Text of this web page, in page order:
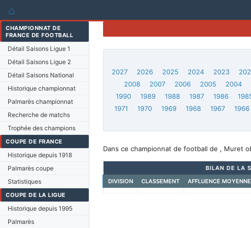
⌂
CHAMPIONNAT DE
FRANCE DE FOOTBALL
Détail Saisons Ligue 1
Détail Saisons Ligue 2
Détail Saisons National
Historique championnat
Palmarès championnat
Recherche de matchs
Trophée des champions
COUPE DE FRANCE
Historique depuis 1918
Palmarès coupe
Statistiques
COUPE DE LA LIGUE
Historique depuis 1995
Palmarès
2027
2026 2025 2024 2023
2008
2007 2006 2005 2004
1990
1989 1988 1987 1986
1971
1970 1969 1968 1967 1966
Dans ce championnat de football de , Muret
BILAN DE LA
DIVISION
CLASSEMENT AFFLUENCE MOYENNE